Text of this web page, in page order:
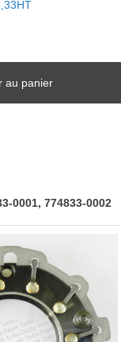
au panier
0001, 774833-0002